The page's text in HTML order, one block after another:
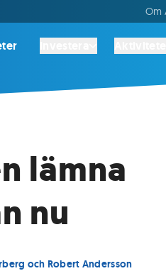
Om
lämna
nu
och Robert Andersson